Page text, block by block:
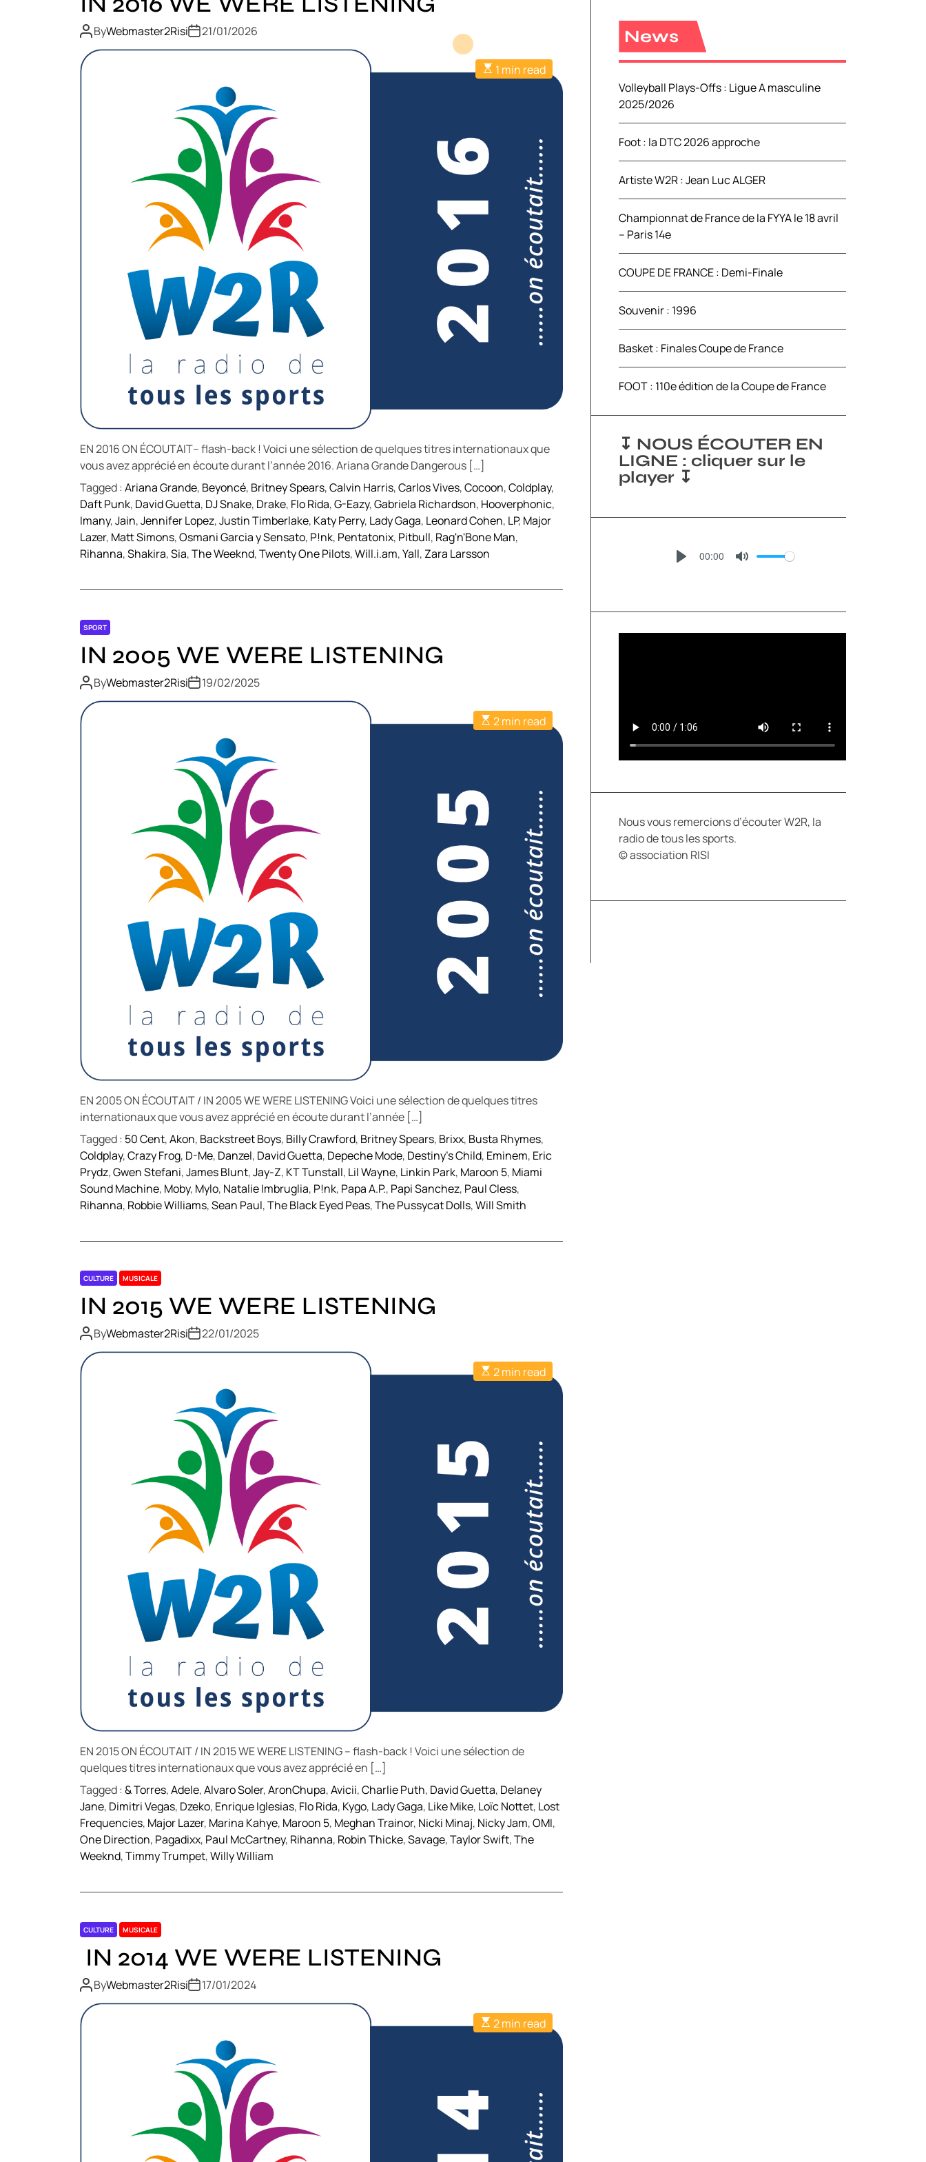
ByWebmaster2Risi 21/01/2026
1 min read
EN 2016 ON ÉCOUTAIT– flash-back ! Voici une sélection de quelques titres internationaux que
vous avez apprécié en écoute durant l’année 2016. Ariana Grande Dangerous […]
Tagged :Ariana Grande, Beyoncé, Britney Spears,Calvin Harris,Carlos Vives,Cocoon,Coldplay,
Daft Punk, David Guetta, DJ Snake, Drake, Flo Rida,G-Eazy,Gabriela Richardson, Hooverphonic,
Imany,Jain,Jennifer Lopez,Justin Timberlake, Katy Perry, Lady Gaga, Leonard Cohen, LP, Major
Lazer, Matt Simons,Osmani Garcia y Sensato, P!nk, Pentatonix, Pitbull, Rag'n'Bone Man,
Rihanna,Shakira,Sia,The Weeknd,Twenty One Pilots,Will.i.am,Yall, Zara Larsson
SPORT
IN 2005 WE WERE LISTENING
ByWebmaster2Risi 19/02/2025
2 min read
EN 2005 ON ÉCOUTAIT / IN 2005 WE WERE LISTENING Voici une sélection de quelques titres
internationaux que vous avez apprécié en écoute durant l’année […]
Tagged : 50 Cent,Akon, Backstreet Boys, Billy Crawford, Britney Spears, Brixx, Busta Rhymes,
Coldplay,Crazy Frog, D-Me, Danzel, David Guetta, Depeche Mode, Destiny's Child, Eminem, Eric
Prydz,Gwen Stefani,James Blunt,Jay-Z, KT Tunstall, Lil Wayne, Linkin Park, Maroon 5, Miami
Sound Machine, Moby, Mylo, Natalie Imbruglia, P!nk, Papa A.P., Papi Sanchez, Paul Cless,
Rihanna, Robbie Williams,Sean Paul,The Black Eyed Peas,The Pussycat Dolls,Will Smith
CULTURE MUSICALE
IN 2015 WE WERE LISTENING
ByWebmaster2Risi 22/01/2025
2 min read
EN 2015 ON ÉCOUTAIT / IN 2015 WE WERE LISTENING – flash-back ! Voici une sélection de
quelques titres internationaux que vous avez apprécié en […]
Tagged :& Torres,Adele,Alvaro Soler,AronChupa,Avicii,Charlie Puth, David Guetta, Delaney
Jane, Dimitri Vegas, Dzeko, Enrique Iglesias, Flo Rida, Kygo, Lady Gaga, Like Mike, Loïc Nottet, Lost
Frequencies, Major Lazer, Marina Kahye, Maroon 5, Meghan Trainor, Nicki Minaj, Nicky Jam,OMI,
One Direction, Pagadixx, Paul McCartney, Rihanna, Robin Thicke,Savage,Taylor Swift,The
Weeknd,Timmy Trumpet,Willy William
CULTURE MUSICALE
IN 2014 WE WERE LISTENING
ByWebmaster2Risi 17/01/2024
2 min read
h
e
r
News
Volleyball Plays-Offs : Ligue A masculine
2025/2026
Foot : la DTC 2026 approche
Artiste W2R : Jean Luc ALGER
Championnat de France de la FYYA le 18 avril
– Paris 14e
COUPE DE FRANCE : Demi-Finale
Souvenir : 1996
Basket : Finales Coupe de France
FOOT : 110e édition de la Coupe de France
↧ NOUS ÉCOUTER EN
LIGNE : cliquer sur le
player ↧
A
00:00
T
Nous vous remercions d’écouter W2R, la
radio de tous les sports.
© association RISI